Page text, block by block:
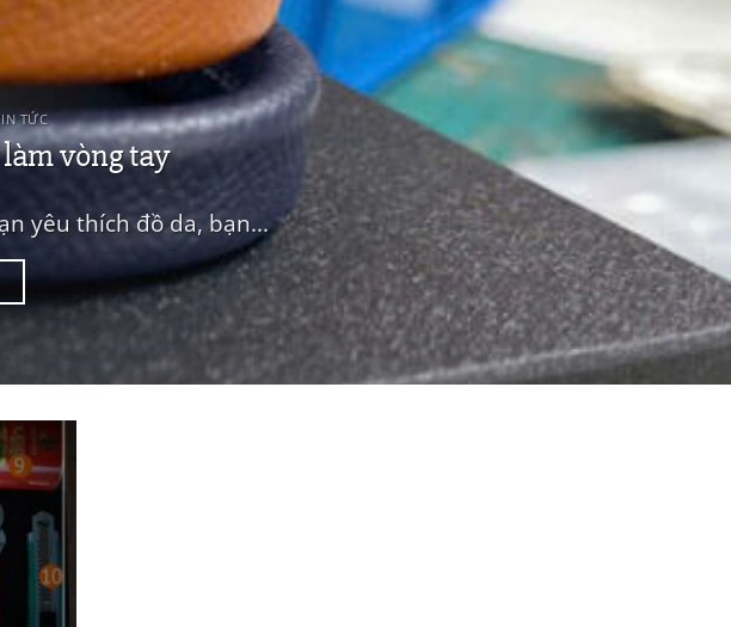
TỨC
vòng tay
yêu thích đồ da, bạn...